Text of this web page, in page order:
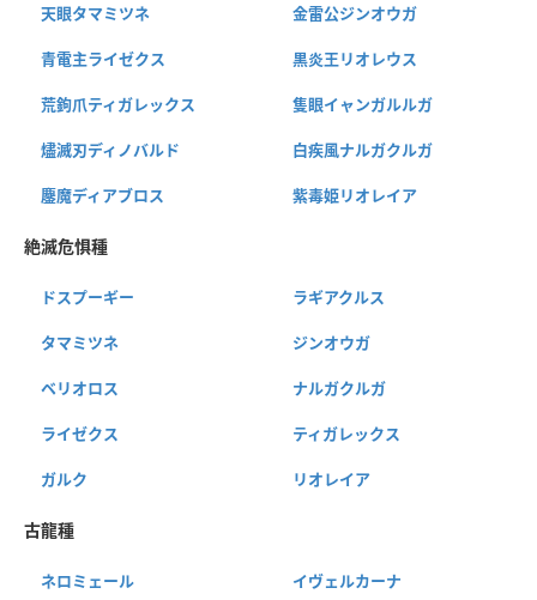
天眼タマミツネ 金雷公ジンオウガ
青電主ライゼクス 黒炎王リオレウス
荒鉤爪ティガレックス 隻眼イャンガルルガ
燼滅刃ディノバルド 白疾風ナルガクルガ
鏖魔ディアブロス 紫毒姫リオレイア
絶滅危惧種
ドスプーギー ラギアクルス
タマミツネ ジンオウガ
ベリオロス ナルガクルガ
ライゼクス ティガレックス
ガルク リオレイア
古龍種
ネロミェール イヴェルカーナ